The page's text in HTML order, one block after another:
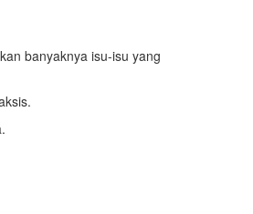
banyaknya isu-isu yang